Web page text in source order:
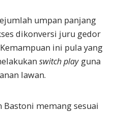
umpan panjang
dikonversi juru gedor
ini pula yang
switch play guna
lawan.
memang sesuai